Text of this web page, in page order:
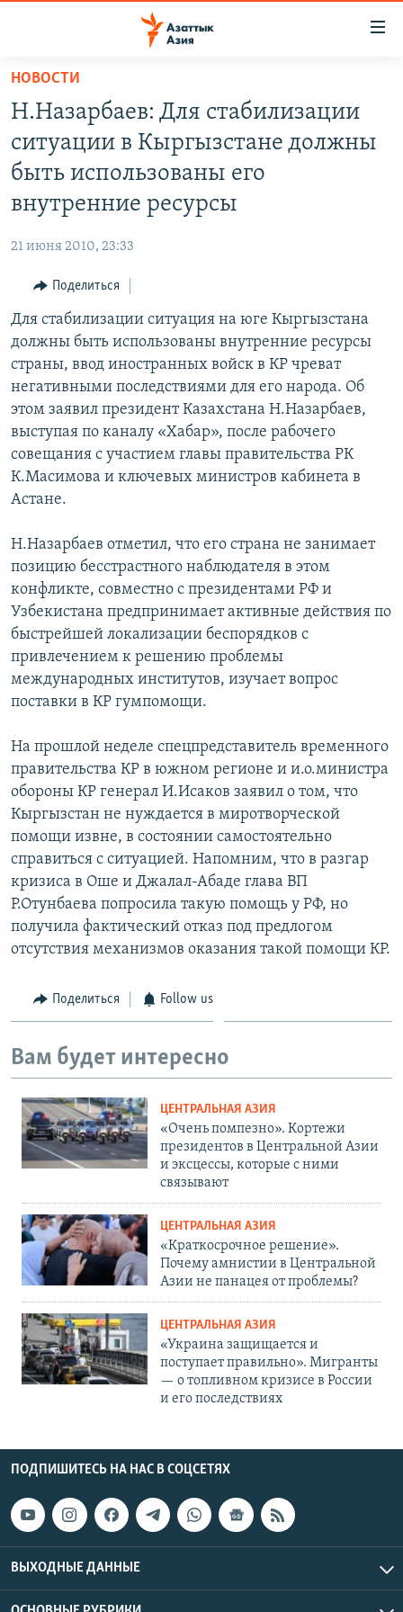
Вернуться
основному
содержанию
Вернутся
главной
Вернутся
поиску
ЦЕНТРАЛЬНАЯ АЗИЯ
КАЗАХСТАН
ВОЙНА В УКРАИНЕ
ЎЗБЕКЧА
ТОҶИКӢ
ПОДПИШИТЕСЬ НА НАС В СОЦСЕТЯХ
Все сайты РСЕ/РС
НОВОСТИ
Н.Назарбаев: Для стабилизации
ситуации в Кыргызстане должны
быть использованы его
внутренние ресурсы
21 июня 2010, 23:33
Поделиться
Для стабилизации ситуация на юге Кыргызстана
должны быть использованы внутренние ресурсы
страны, ввод иностранных войск в КР чреват
негативными последствиями для его народа. Об
этом заявил президент Казахстана Н.Назарбаев,
выступая по каналу «Хабар», после рабочего
совещания с участием главы правительства РК
К.Масимова и ключевых министров кабинета в
Астане.
Н.Назарбаев отметил, что его страна не занимает
позицию бесстрастного наблюдателя в этом
конфликте, совместно с президентами РФ и
Узбекистана предпринимает активные действия по
быстрейшей локализации беспорядков с
привлечением к решению проблемы
международных институтов, изучает вопрос
поставки в КР гумпомощи.
На прошлой неделе спецпредставитель временного
правительства КР в южном регионе и и.о.министра
обороны КР генерал И.Исаков заявил о том, что
Кыргызстан не нуждается в миротворческой
помощи извне, в состоянии самостоятельно
справиться с ситуацией. Напомним, что в разгар
кризиса в Оше и Джалал-Абаде глава ВП
Р.Отунбаева попросила такую помощь у РФ, но
получила фактический отказ под предлогом
отсутствия механизмов оказания такой помощи КР.
Поделиться Follow us
Вам будет интересно
ЦЕНТРАЛЬНАЯ АЗИЯ
«Очень помпезно». Кортежи
президентов в Центральной Азии
и эксцессы, которые с ними
связывают
ЦЕНТРАЛЬНАЯ АЗИЯ
«Краткосрочное решение».
Почему амнистии в Центральной
Азии не панацея от проблемы?
ЦЕНТРАЛЬНАЯ АЗИЯ
«Украина защищается и
поступает правильно». Мигранты
— о топливном кризисе в России
и его последствиях
ПОДПИШИТЕСЬ НА НАС В СОЦСЕТЯХ
ВЫХОДНЫЕ ДАННЫЕ